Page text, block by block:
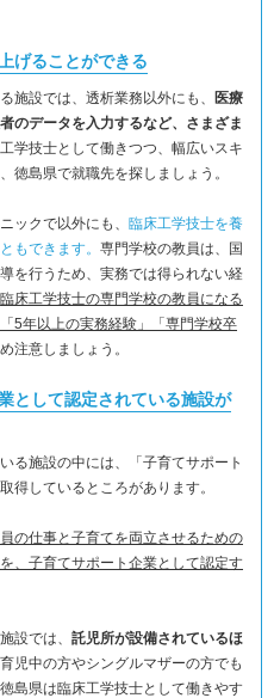
げることができる
施設では、透析業務以外にも、 医療
のデータを入力するなど、さまざま
学技士として働きつつ、幅広いスキ
徳島県で就職先を探しましょう。
ックで以外にも、 臨床工学技士を養
もできます。 専門学校の教員は、国
を行うため、実務では得られない経
臨床工学技士の専門学校の教員になる
5年以上の実務経験」「専門学校卒
注意しましょう。
として認定されている施設が
る施設の中には、「子育てサポート
得しているところがあります。
の仕事と子育てを両立させるための
、子育てサポート企業として認定す
設では、 託児所が設備されているほ
育児中の方やシングルマザーの方でも
島県は臨床工学技士として働きやす